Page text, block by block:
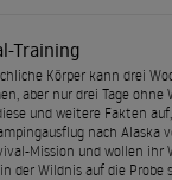
Training
Körper kann drei
aber nur drei Tage ohne
und weitere Fakten
nach Alaska
Mission und wollen ihr
der Wildnis auf die Probe